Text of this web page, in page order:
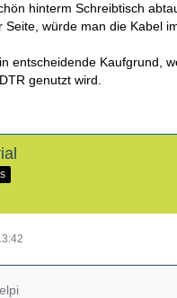
hinterm Schreibtisch
Seite, würde man die Kabel
entscheidende Kaufgrund,
genutzt wird.